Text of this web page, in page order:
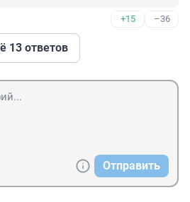
+15 –36
13 ответов
Отправить